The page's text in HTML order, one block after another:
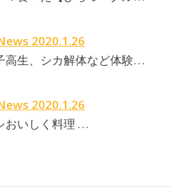
2020.1.26
高生、シカ解体など体験…
2020.1.26
おいしく料理 …